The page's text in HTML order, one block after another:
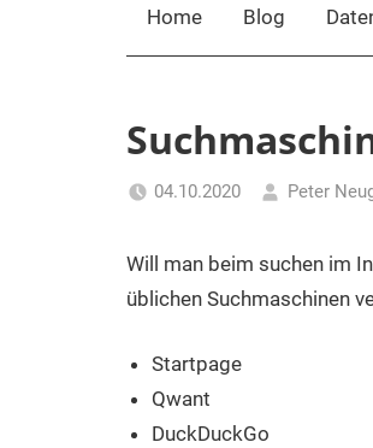
Home Blog
04.10.2020 Peter
Will man beim suchen im
üblichen Suchmaschinen
Startpage
Qwant
DuckDuckGo